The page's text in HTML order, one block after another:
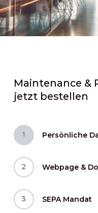
Maintenance &
jetzt bestellen
1 Persönliche
2 Webpage &
3 SEPA Mandat